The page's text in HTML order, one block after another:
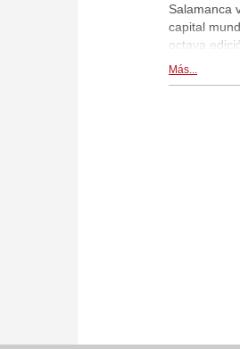
Salamanca
capital
octava
Más...